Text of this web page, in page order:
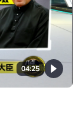
04:25